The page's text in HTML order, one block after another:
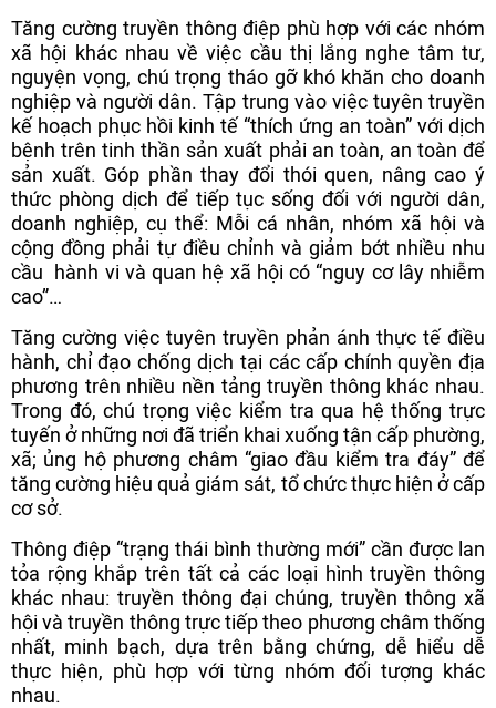
Tăng cường truyền thông điệp phù hợp với các nhóm
xã hội khác nhau về việc cầu thị lắng nghe tâm tư,
nguyện vọng, chú trọng tháo gỡ khó khăn cho doanh
nghiệp và người dân. Tập trung vào việc tuyên truyền
kế hoạch phục hồi kinh tế “thích ứng an toàn” với dịch
bệnh trên tinh thần sản xuất phải an toàn, an toàn để
sản xuất. Góp phần thay đổi thói quen, nâng cao ý
thức phòng dịch để tiếp tục sống đối với người dân,
doanh nghiệp, cụ thể: Mỗi cá nhân, nhóm xã hội và
cộng đồng phải tự điều chỉnh và giảm bớt nhiều nhu
cầu hành vi và quan hệ xã hội có “nguy cơ lây nhiễm
cao”…
Tăng cường việc tuyên truyền phản ánh thực tế điều
hành, chỉ đạo chống dịch tại các cấp chính quyền địa
phương trên nhiều nền tảng truyền thông khác nhau.
Trong đó, chú trọng việc kiểm tra qua hệ thống trực
tuyến ở những nơi đã triển khai xuống tận cấp phường,
xã; ủng hộ phương châm “giao đầu kiểm tra đáy” để
tăng cường hiệu quả giám sát, tổ chức thực hiện ở cấp
cơ sở.
Thông điệp “trạng thái bình thường mới” cần được lan
tỏa rộng khắp trên tất cả các loại hình truyền thông
khác nhau: truyền thông đại chúng, truyền thông xã
hội và truyền thông trực tiếp theo phương châm thống
nhất, minh bạch, dựa trên bằng chứng, dễ hiểu dễ
thực hiện, phù hợp với từng nhóm đối tượng khác
nhau.